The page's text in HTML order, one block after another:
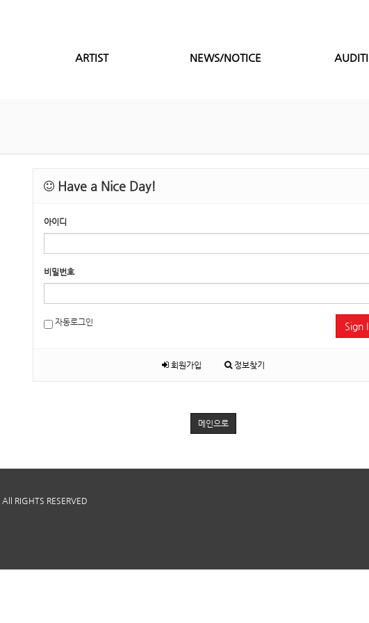
ARTIST NEWS/NOTICE
Have a Nice Day!
아이디
비밀번호
자동로그인 Sign
회원가입 정보찾기
메인으로
All RIGHTS RESERVED